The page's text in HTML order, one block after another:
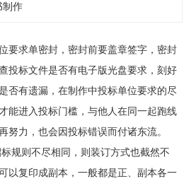
制作
要求单密封，密封前要盖章签字，密封
投标文件是否有电子版光盘要求，刻好
否有遗漏，在制作中投标单位要求的尽
能进入投标门槛，与他人在同一起跑线
努力，也会因投标错误而付诸东流。
规则不尽相同，则装订方式也截然不
以复印成副本，一般都是正、副本各一